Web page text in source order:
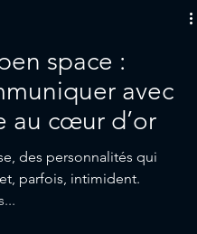
space :
avec
au cœur d’or
des personnalités qui
parfois, intimident.